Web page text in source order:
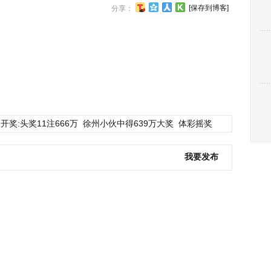
分享： [保存到博客]
奖:头奖11注666万 徐州小伙中得639万大奖 体彩摇奖
我要发布